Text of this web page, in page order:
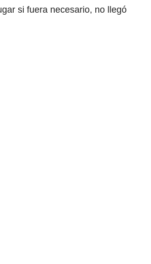
si fuera necesario, no llegó